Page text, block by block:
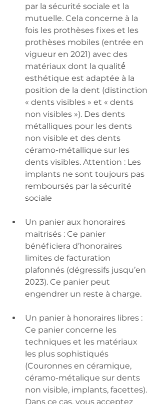
par la sécurité sociale et la
mutuelle. Cela concerne à la
fois les prothèses fixes et les
prothèses mobiles (entrée en
vigueur en 2021) avec des
matériaux dont la qualité́
esthétique est adaptée à la
position de la dent (distinction
« dents visibles » et « dents
non visibles »). Des dents
métalliques pour les dents
non visible et des dents
céramo-métallique sur les
dents visibles. Attention : Les
implants ne sont toujours pas
remboursés par la sécurité
sociale
Un panier aux honoraires
maitrisés : Ce panier
bénéficiera d’honoraires
limites de facturation
plafonnés (dégressifs jusqu’en
2023). Ce panier peut
engendrer un reste à charge.
Un panier à honoraires libres :
Ce panier concerne les
techniques et les matériaux
les plus sophistiqués
(Couronnes en céramique,
céramo-métalique sur dents
non visible, implants, facettes).
Dans ce cas, vous acceptez